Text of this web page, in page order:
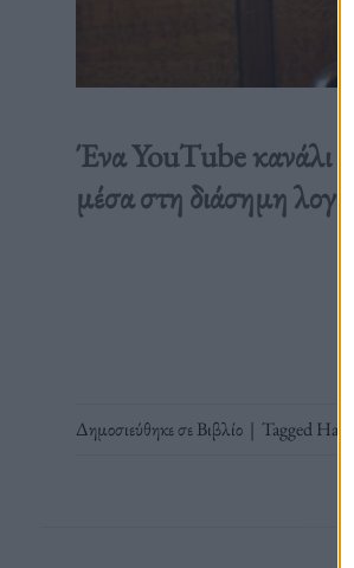
Ένα YouTube κανάλι
μέσα στη διάσημη
Δημοσιεύθηκε σεΒιβλίο | Tagged